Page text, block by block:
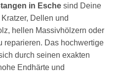
in Esche sind Deine
Dellen und
hellen Massivhölzern oder
reparieren. Das hochwertige
durch seinen exakten
Endhärte und